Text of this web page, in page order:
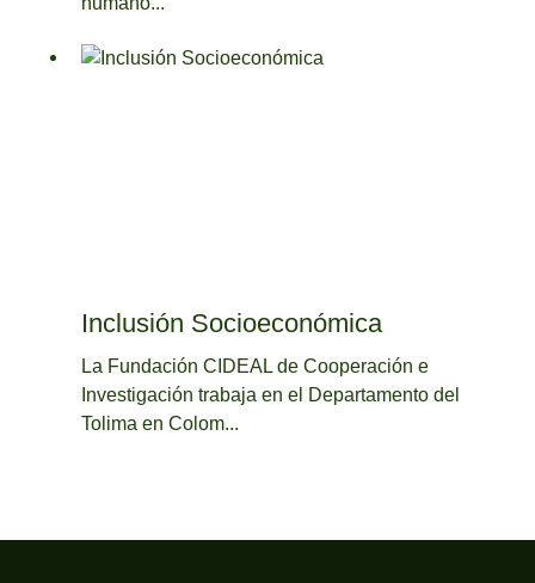
Inclusión Socioeconómica
La Fundación CIDEAL de Cooperación e
Investigación trabaja en el Departamento del
Tolima en Colom...